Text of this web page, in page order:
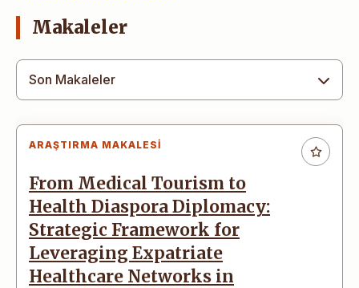
Makaleler
Son Makaleler
ARAŞTIRMA MAKALESI
From Medical Tourism to
Health Diaspora Diplomacy:
Strategic Framework for
Leveraging Expatriate
Healthcare Networks in